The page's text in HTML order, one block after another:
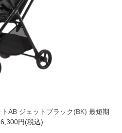
トAB ジェットブラック(BK) 最短期
円(税込)